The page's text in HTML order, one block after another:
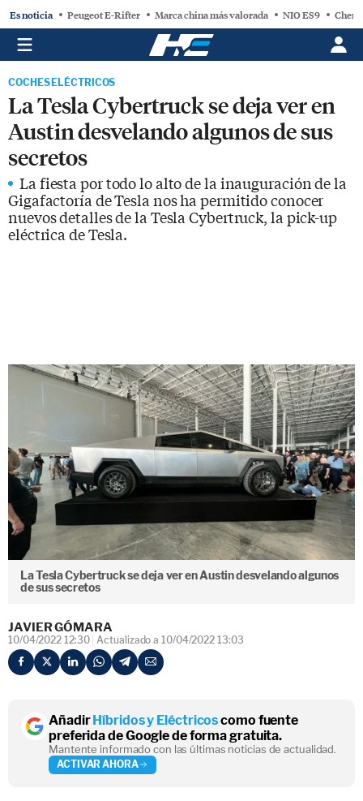
Es noticia Peugeot E-Rifter Marca china más valorada NIO ES9 Chery
COCHES ELÉCTRICOS
La Tesla Cybertruck se deja ver en
Austin desvelando algunos de sus
secretos
La fiesta por todo lo alto de la inauguración de la
Gigafactoría de Tesla nos ha permitido conocer
nuevos detalles de la Tesla Cybertruck, la pick-up
eléctrica de Tesla.
La Tesla Cybertruck se deja ver en Austin desvelando algunos
de sus secretos
JAVIER GÓMARA
10/04/2022 12:30 Actualizado a 10/04/2022 13:03
AñadirHíbridos y Eléctricoscomo fuente
preferida de Google de forma gratuita.
Mantente informado con las últimas noticias de actualidad.
ACTIVAR AHORA